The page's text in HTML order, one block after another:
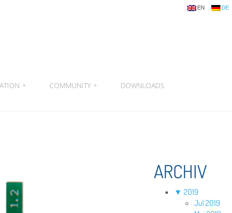
EN DE
+ COMMUNITY + DOWNLOADS
ARCHIV
▼ 2019
Jul 2019